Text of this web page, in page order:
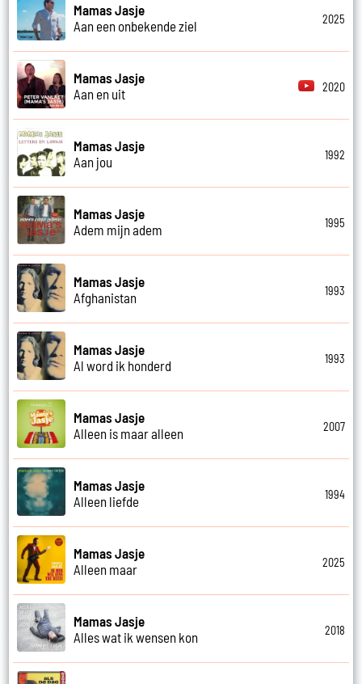
Mamas Jasje
Aan een onbekende ziel
2025
Mamas Jasje
Aan en uit
2020
Mamas Jasje
Aan jou
1992
Mamas Jasje
Adem mijn adem
1995
Mamas Jasje
Afghanistan
1993
Mamas Jasje
Al word ik honderd
1993
Mamas Jasje
Alleen is maar alleen
2007
Mamas Jasje
Alleen liefde
1994
Mamas Jasje
Alleen maar
2025
Mamas Jasje
Alles wat ik wensen kon
2018